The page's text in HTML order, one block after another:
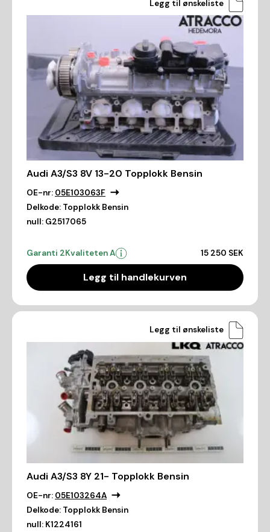
Legg til ønskeliste
Audi A3/S3 8V 13-20 Topplokk Bensin
OE-nr: 05E103063F
Delkode: Topplokk Bensin
null: G2517065
Garanti 2Kvaliteten A 15 250 SEK
Legg til handlekurven
Legg til ønskeliste
Audi A3/S3 8Y 21- Topplokk Bensin
OE-nr: 05E103264A
Delkode: Topplokk Bensin
null: K1224161